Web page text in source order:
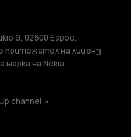
9, 02600 Espoo,
притежател на лиценз
марка на Nokia
channel